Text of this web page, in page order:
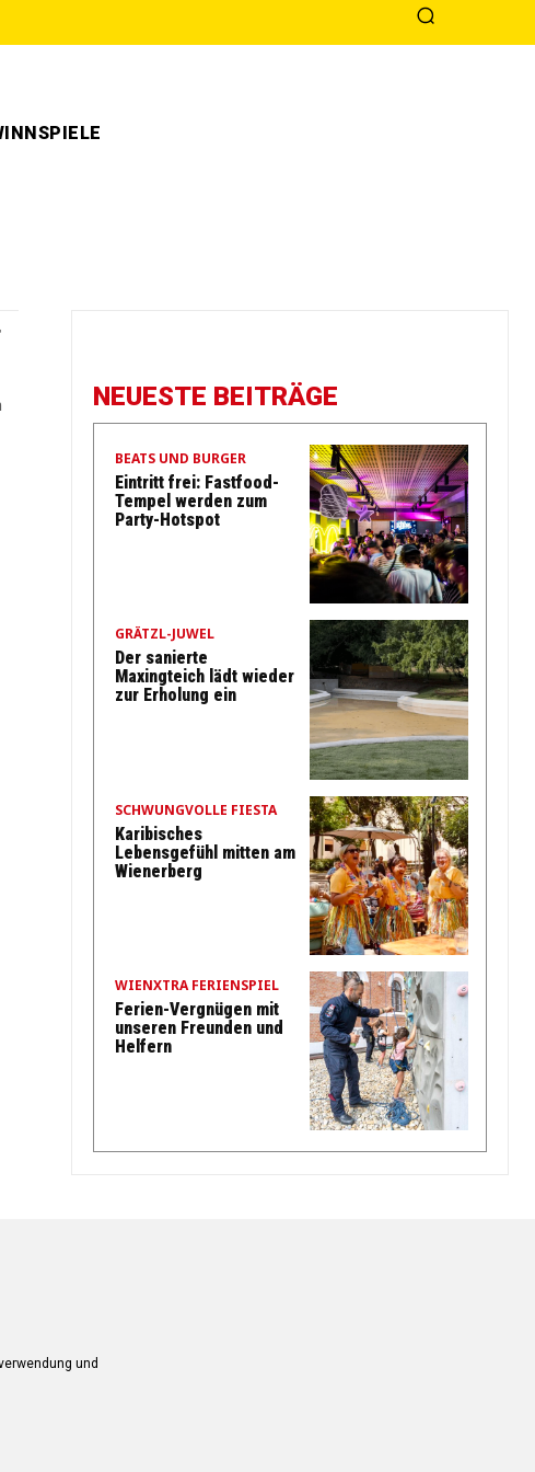
NEUESTE BEITRÄGE
BEATS UND BURGER
Eintritt frei: Fastfood-
Tempel werden zum
Party-Hotspot
GRÄTZL-JUWEL
Der sanierte
Maxingteich lädt wieder
zur Erholung ein
SCHWUNGVOLLE FIESTA
Karibisches
Lebensgefühl mitten am
Wienerberg
WIENXTRA FERIENSPIEL
Ferien-Vergnügen mit
unseren Freunden und
Helfern
und